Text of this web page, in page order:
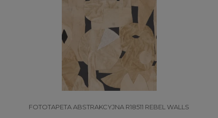
FOTOTAPETA ABSTRAKCYJNA R18511 REBEL WALLS